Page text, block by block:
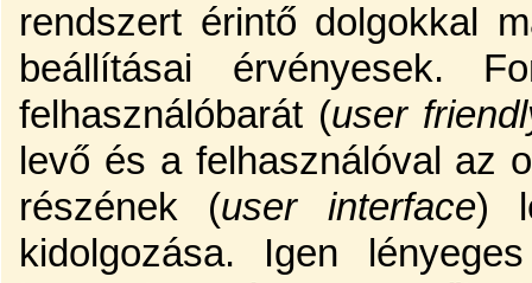
rendszert érintő dolgokkal
beállításai érvényesek.
felhasználóbarát (user
levő és a felhasználóval az
részének (user interface)
kidolgozása. Igen